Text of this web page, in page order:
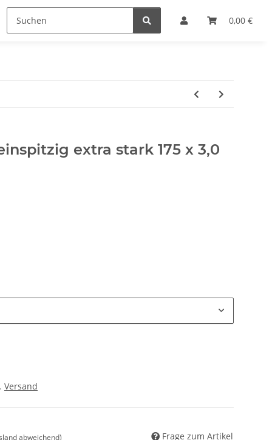
0,00 €
Lupen Sonstiges SALE %
extra stark 175 x 3,0
Versand
abweichend) Frage zum Artikel